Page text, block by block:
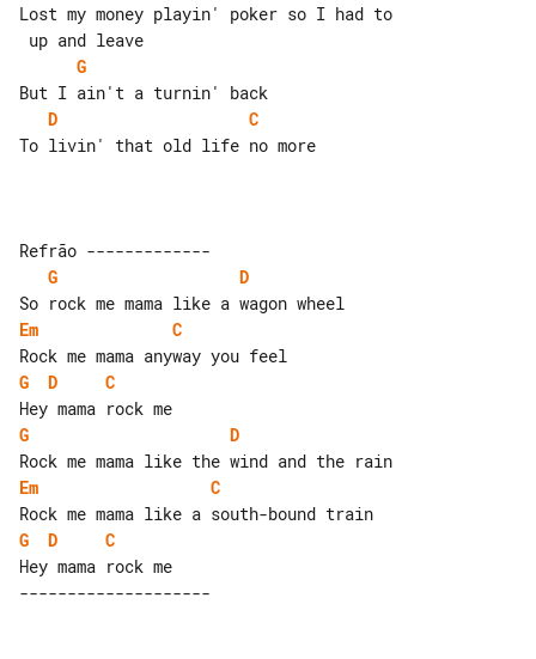
Lost my money playin' poker so I had to
G
D
C
To livin' that old life no more
G
D
Em
C
G
D
C
G
D
Em
C
G
D
C